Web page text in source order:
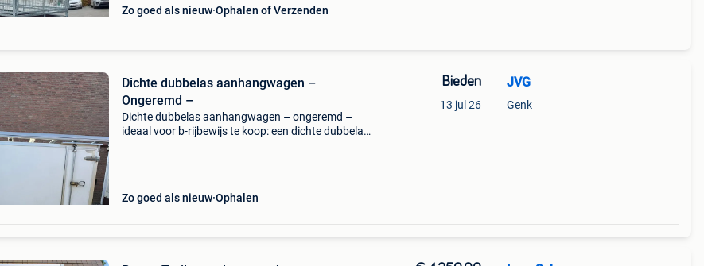
Zo goed als nieuw Ophalen of Verzenden
Dichte dubbelas aanhangwagen –
Ongeremd –
Dichte dubbelas aanhangwagen – ongeremd –
ideaal voor b-rijbewijs te koop: een dichte dubbelas
Zo goed als nieuw Ophalen
Bieden
13 jul 26
JVG
Genk